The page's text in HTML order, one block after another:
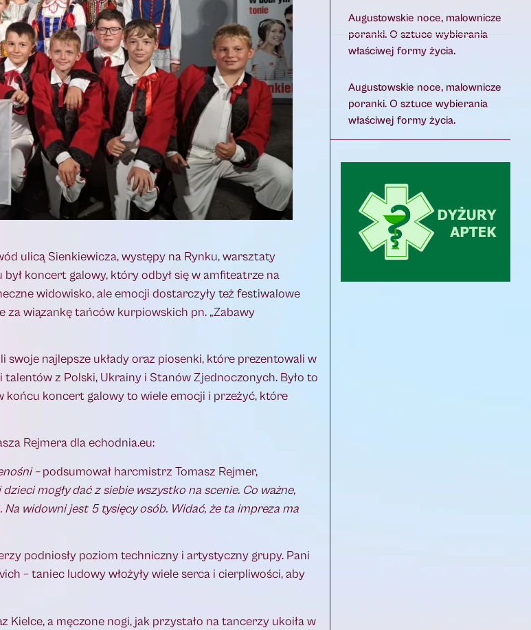
ulicą Sienkiewicza, występy na Rynku, warsztaty
koncert galowy, który odbył się w amfiteatrze na
widowisko, ale emocji dostarczyły też festiwalowe
za wiązankę tańców kurpiowskich pn. „Zabawy
najlepsze układy oraz piosenki, które prezentowali w
z Polski, Ukrainy i Stanów Zjednoczonych. Było to
końcu koncert galowy to wiele emocji i przeżyć, które
Rejmera dla echodnia.eu:
–podsumował harcmistrz Tomasz Rejmer,
mogły dać z siebie wszystko na scenie. Co ważne,
widowni jest 5 tysięcy osób. Widać, że ta impreza ma
podniosły poziom techniczny i artystyczny grupy. Pani
– taniec ludowy włożyły wiele serca i cierpliwości, aby
Kielce, a męczone nogi, jak przystało na tancerzy ukoiła w
Augustowskie noce, malownicze
poranki. O sztuce wybierania
właściwej formy życia.
Augustowskie noce, malownicze
poranki. O sztuce wybierania
właściwej formy życia.